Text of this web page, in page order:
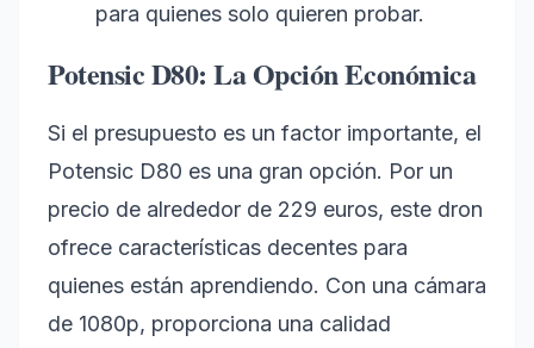
para quienes solo quieren probar.
Potensic D80: La Opción Económica
Si el presupuesto es un factor importante, el
Potensic D80 es una gran opción. Por un
precio de alrededor de 229 euros, este dron
ofrece características decentes para
quienes están aprendiendo. Con una cámara
de 1080p, proporciona una calidad